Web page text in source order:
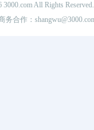
3000.com All Rights
务合作：